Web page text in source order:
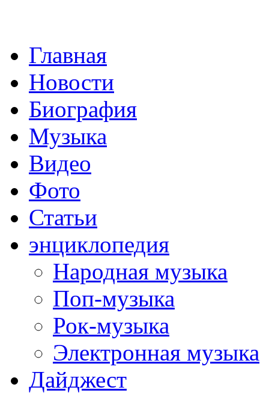
Главная
Новости
Биография
Музыка
Видео
Фото
Статьи
энциклопедия
Народная музыка
Поп-музыка
Рок-музыка
Электронная музыка
Дайджест